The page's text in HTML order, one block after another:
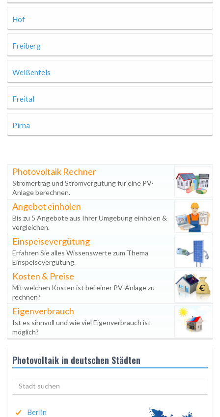
Hof
Freiberg
Weißenfels
Freital
Pirna
Photovoltaik Rechner
Stromertrag und Stromvergütung für eine PV-
Anlage berechnen.
Angebot einholen
Bis zu 5 Angebote aus Ihrer Umgebung einholen &
vergleichen.
Einspeisevergütung
Erfahren Sie alles Wissenswerte zum Thema
Einspeisevergütung.
Kosten & Preise
Mit welchen Kosten ist bei einer PV-Anlage zu
rechnen?
Eigenverbrauch
Ist es sinnvoll und wie viel Eigenverbrauch ist
möglich?
Photovoltaik in deutschen Städten
Berlin